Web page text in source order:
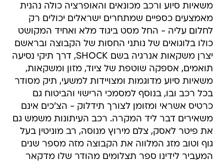
משאיות סיוע ורכב מכונאים והאופרציה כולה נהנית
מאמצעים כספיים שמתחרים ישראלים יכולים רק
לחלום עליה - החל מסט ביגוד מלא ואחיד המקושט
כולו בלוגואים של נותני החסות של הקבוצה ובראשם
יצרן משקאות אנרגיה בשם SHOCK, דרך תיקי נסיעה
תואמים, אספקה שוטפת של ציוד, מזון ומשקאות,
משאיות סיוע מדוגמות ומצויידות למשעי, תיק מסודר
בכל רכב ובו, בנוסף למסמכי הרישוי והביטוח גם
כרטיס אשראי ומזומן לצורך תידלוק - הצ'כים אינם
משאירים דבר ליד המקרה. רכב העיתונות משמש גם
את פיטר לאסק, צלם מירוץ מנוסה, רב מוניטין בעל
גוף וטוב מזג המלווה את הקבוצה מזה מספר שנים
המעביר לידינו ספר תצלומים מהודר שלו מדקאר